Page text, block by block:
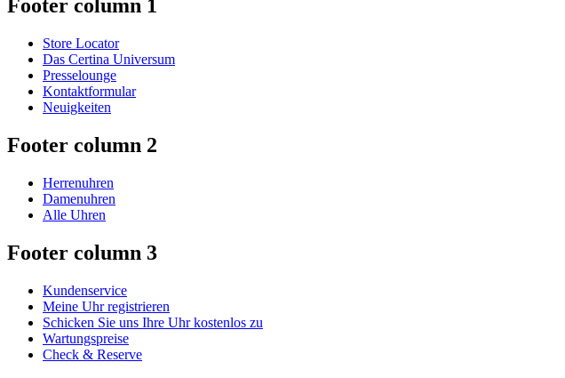
Footer column 1
Store Locator
Das Certina Universum
Presselounge
Kontaktformular
Neuigkeiten
Footer column 2
Herrenuhren
Damenuhren
Alle Uhren
Footer column 3
Kundenservice
Meine Uhr registrieren
Schicken Sie uns Ihre Uhr kostenlos zu
Wartungspreise
Check & Reserve